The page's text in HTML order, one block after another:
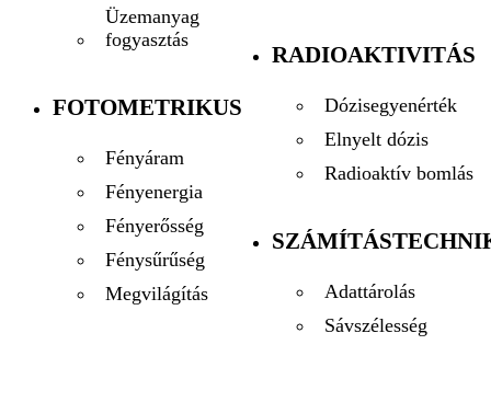
Üzemanyag
fogyasztás
FOTOMETRIKUS
Fényáram
Fényenergia
Fényerősség
Fénysűrűség
Megvilágítás
RADIOAKTIVITÁS
Dózisegyenérték
Elnyelt dózis
Radioaktív bomlás
Adattárolás
Sávszélesség